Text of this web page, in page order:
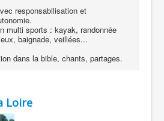
responsabilisation et
multi sports : kayak, randonnée
baignade, veillées...
dans la bible, chants, partages.
Loire